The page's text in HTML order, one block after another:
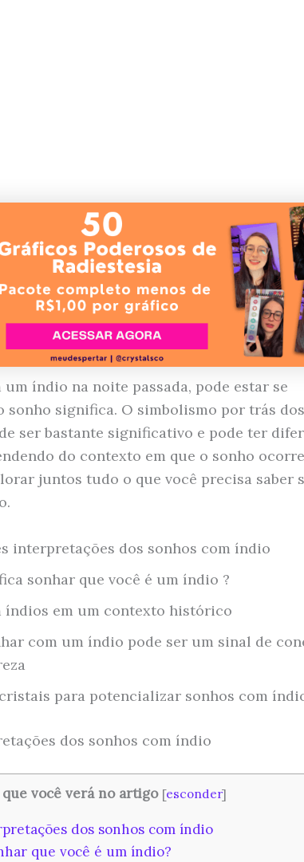
um índio na noite passada, pode estar se
sonho significa. O simbolismo por trás dos
ser bastante significativo e pode ter
do contexto em que o sonho
juntos tudo o que você precisa saber
interpretações dos sonhos com índio
sonhar que você é um índio ?
índios em um contexto histórico
com um índio pode ser um sinal de
para potencializar sonhos com
dos sonhos com índio
que você verá no artigo [esconder]
dos sonhos com índio
que você é um índio?